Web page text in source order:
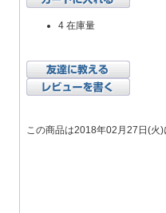
4 在庫量
この商品は2018年02月27日(火